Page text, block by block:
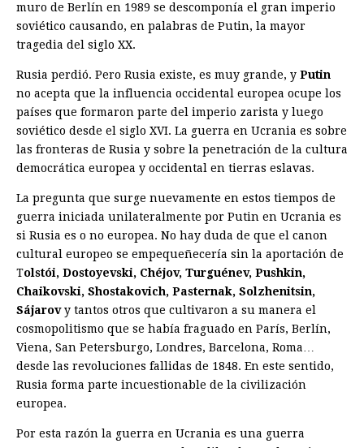
muro de Berlín en 1989 se descomponía el gran imperio
soviético causando, en palabras de Putin, la mayor
tragedia del siglo XX.
Rusia perdió. Pero Rusia existe, es muy grande, y Putin
no acepta que la influencia occidental europea ocupe los
países que formaron parte del imperio zarista y luego
soviético desde el siglo XVI. La guerra en Ucrania es sobre
las fronteras de Rusia y sobre la penetración de la cultura
democrática europea y occidental en tierras eslavas.
La pregunta que surge nuevamente en estos tiempos de
guerra iniciada unilateralmente por Putin en Ucrania es
si Rusia es o no europea. No hay duda de que el canon
cultural europeo se empequeñecería sin la aportación de
Tolstói, Dostoyevski, Chéjov, Turguénev, Pushkin,
Chaikovski, Shostakovich, Pasternak, Solzhenitsin,
Sájarovy tantos otros que cultivaron a su manera el
cosmopolitismo que se había fraguado en París, Berlín,
Viena, San Petersburgo, Londres, Barcelona, Roma…
desde las revoluciones fallidas de 1848. En este sentido,
Rusia forma parte incuestionable de la civilización
europea.
Por esta razón la guerra en Ucrania es una guerra